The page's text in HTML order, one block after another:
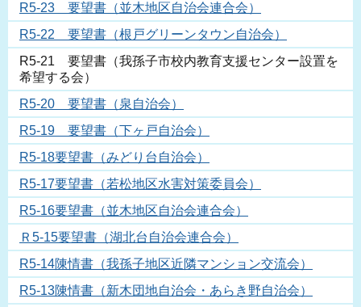
R5-23 要望書（並木地区自治会連合会）
R5-22 要望書（根戸グリーンタウン自治会）
R5-21 要望書（我孫子市校内教育支援センター設置を
希望する会）
R5-20 要望書（泉自治会）
R5-19 要望書（下ヶ戸自治会）
R5-18要望書（みどり台自治会）
R5-17要望書（若松地区水害対策委員会）
R5-16要望書（並木地区自治会連合会）
Ｒ5-15要望書（湖北台自治会連合会）
R5-14陳情書（我孫子地区近隣マンション交流会）
R5-13陳情書（新木団地自治会・あらき野自治会）